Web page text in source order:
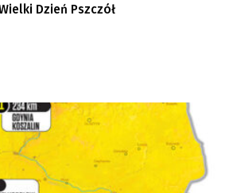
Dzień Pszczół